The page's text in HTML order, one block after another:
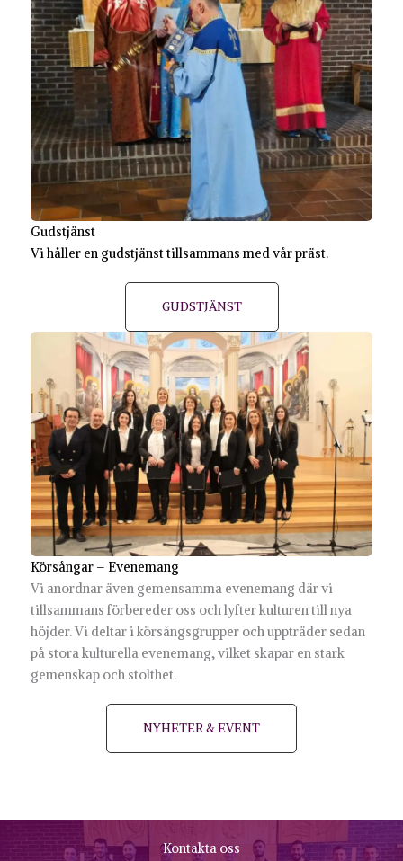
Gudstjänst
Vi håller en gudstjänst tillsammans med vår präst.
GUDSTJÄNST
Körsångar – Evenemang
Vi anordnar även gemensamma evenemang där vi
tillsammans förbereder oss och lyfter kulturen till nya
höjder. Vi deltar i körsångsgrupper och uppträder sedan
på stora kulturella evenemang, vilket skapar en stark
gemenskap och stolthet.
NYHETER & EVENT
Kontakta oss